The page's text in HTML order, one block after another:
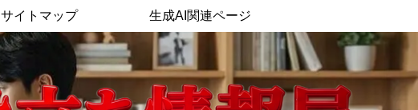
サイトマップ 生成AI関連ページ